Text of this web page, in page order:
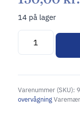
14 på lager
Alternative:
Varenummer (SKU):
overvågning